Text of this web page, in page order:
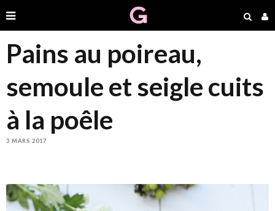
Pains au poireau,
semoule et seigle cuits
à la poêle
3 MARS 2017